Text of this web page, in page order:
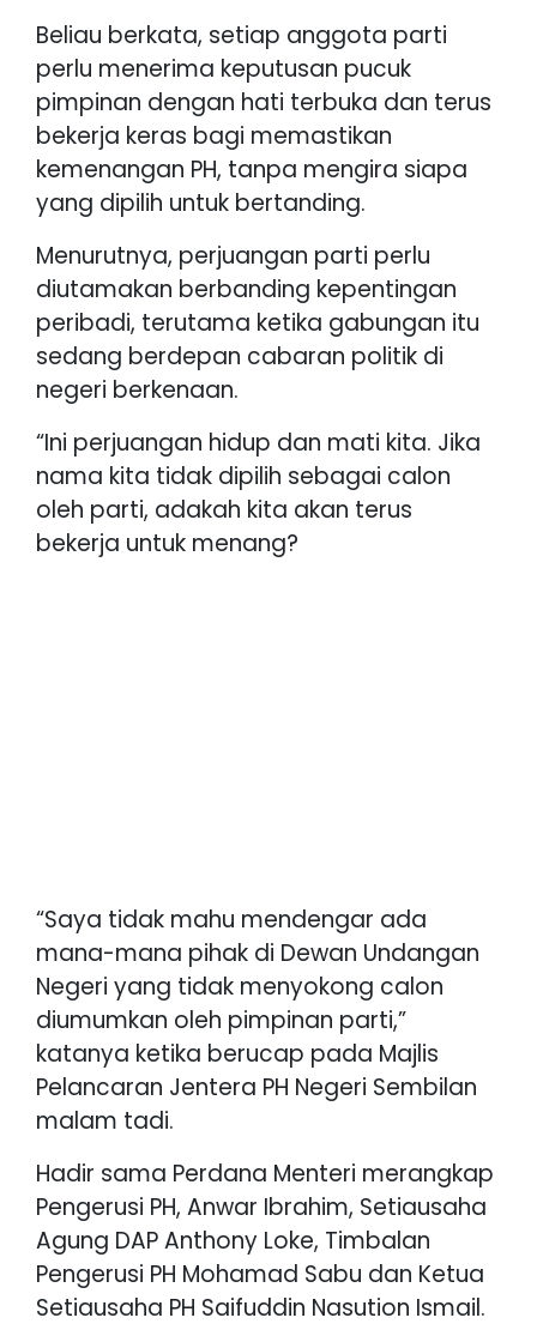
Beliau berkata, setiap anggota parti
perlu menerima keputusan pucuk
pimpinan dengan hati terbuka dan terus
bekerja keras bagi memastikan
kemenangan PH, tanpa mengira siapa
yang dipilih untuk bertanding.
Menurutnya, perjuangan parti perlu
diutamakan berbanding kepentingan
peribadi, terutama ketika gabungan itu
sedang berdepan cabaran politik di
negeri berkenaan.
“Ini perjuangan hidup dan mati kita. Jika
nama kita tidak dipilih sebagai calon
oleh parti, adakah kita akan terus
bekerja untuk menang?
“Saya tidak mahu mendengar ada
mana-mana pihak di Dewan Undangan
Negeri yang tidak menyokong calon
diumumkan oleh pimpinan parti,”
katanya ketika berucap pada Majlis
Pelancaran Jentera PH Negeri Sembilan
malam tadi.
Hadir sama Perdana Menteri merangkap
Pengerusi PH, Anwar Ibrahim, Setiausaha
Agung DAP Anthony Loke, Timbalan
Pengerusi PH Mohamad Sabu dan Ketua
Setiausaha PH Saifuddin Nasution Ismail.